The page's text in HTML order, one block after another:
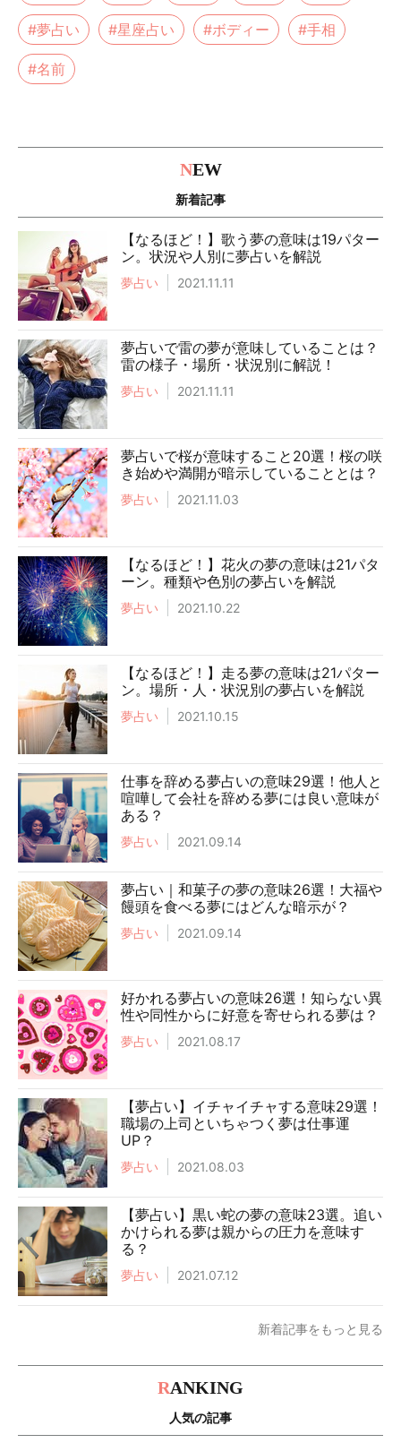
#夢占い #星座占い #ボディー #手相
#名前
NEW
新着記事
【なるほど！】歌う夢の意味は19パター
ン。状況や人別に夢占いを解説
夢占い 2021.11.11
夢占いで雷の夢が意味していることは？
雷の様子・場所・状況別に解説！
夢占い 2021.11.11
夢占いで桜が意味すること20選！桜の咲
き始めや満開が暗示していることとは？
夢占い 2021.11.03
【なるほど！】花火の夢の意味は21パタ
ーン。種類や色別の夢占いを解説
夢占い 2021.10.22
【なるほど！】走る夢の意味は21パター
ン。場所・人・状況別の夢占いを解説
夢占い 2021.10.15
仕事を辞める夢占いの意味29選！他人と
喧嘩して会社を辞める夢には良い意味が
ある？
夢占い 2021.09.14
夢占い｜和菓子の夢の意味26選！大福や
饅頭を食べる夢にはどんな暗示が？
夢占い 2021.09.14
好かれる夢占いの意味26選！知らない異
性や同性からに好意を寄せられる夢は？
夢占い 2021.08.17
【夢占い】イチャイチャする意味29選！
職場の上司といちゃつく夢は仕事運
UP？
夢占い 2021.08.03
【夢占い】黒い蛇の夢の意味23選。追い
かけられる夢は親からの圧力を意味す
る？
夢占い 2021.07.12
新着記事をもっと見る
RANKING
人気の記事